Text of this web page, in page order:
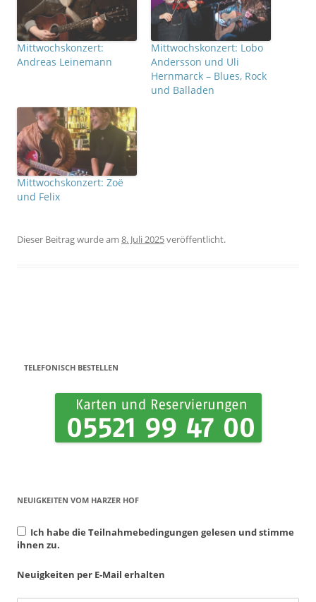
Mittwochskonzert:
Andreas Leinemann
Mittwochskonzert: Lobo
Andersson und Uli
Hernmarck – Blues, Rock
und Balladen
Mittwochskonzert: Zoë
und Felix
Dieser Beitrag wurdeam 8. Juli 2025veröffentlicht.
TELEFONISCH BESTELLEN
NEUIGKEITEN VOM HARZER HOF
Ich habe die Teilnahmebedingungen gelesen und stimme
ihnen zu.
Neuigkeiten per E-Mail erhalten